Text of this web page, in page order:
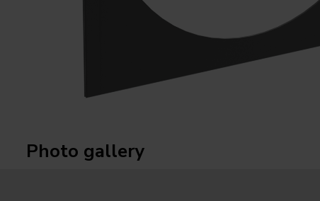
Photo gallery